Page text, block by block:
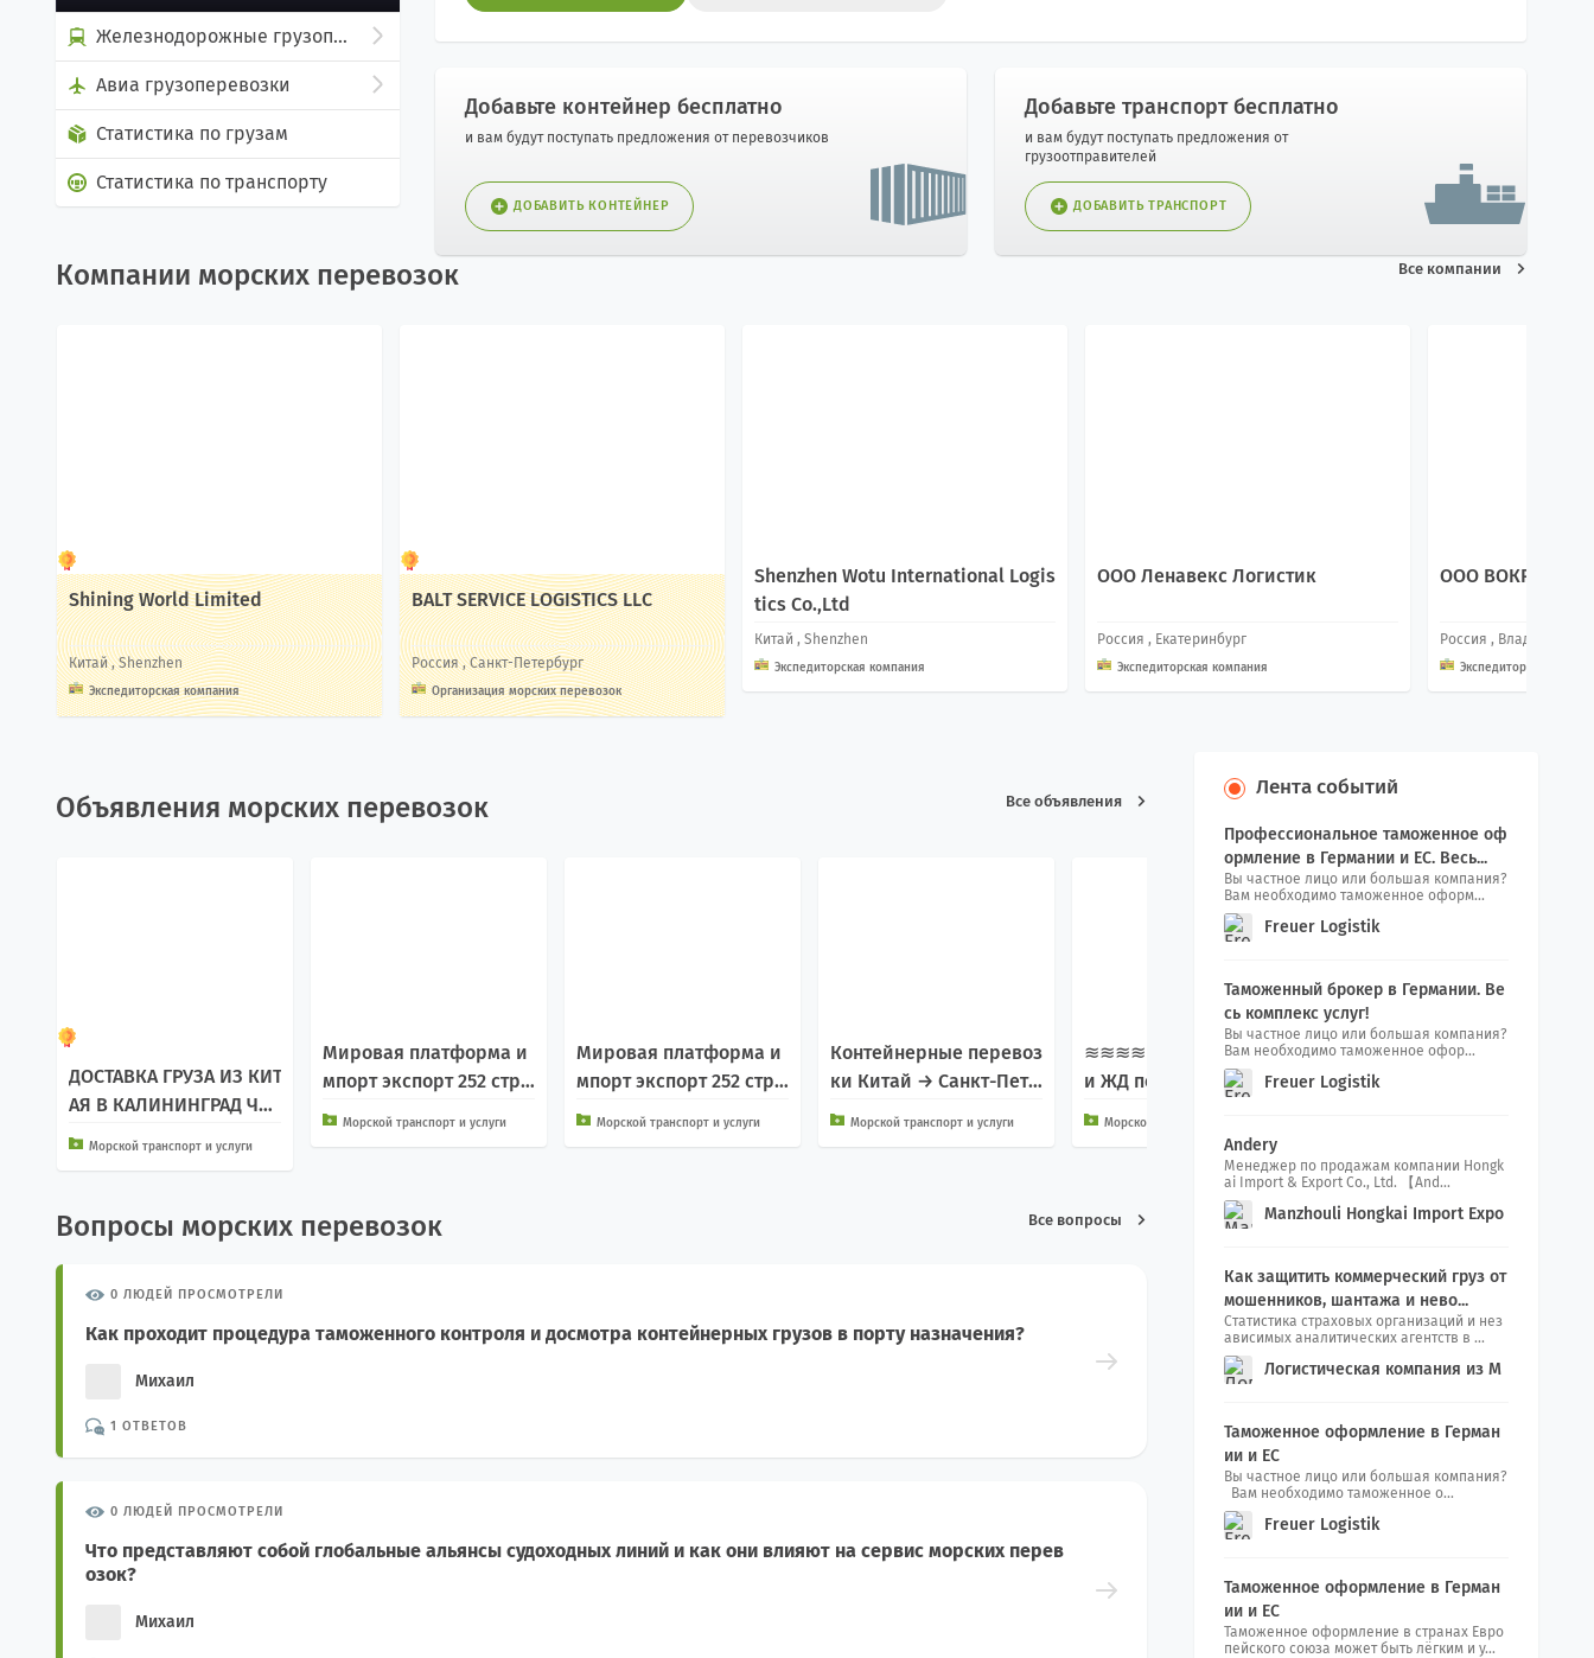
Железнодорожные грузоперевозки
Авиа грузоперевозки
Статистика по грузам
Статистика по транспорту
Добавьте контейнер бесплатно
и вам будут поступать предложения от перевозчиков
ДОБАВИТЬ КОНТЕЙНЕР
Добавьте транспорт бесплатно
и вам будут поступать предложения от
грузоотправителей
ДОБАВИТЬ ТРАНСПОРТ
Компании морских перевозок Все компании
Shining World Limited
Китай, Shenzhen
Экспедиторская компания
BALT SERVICE LOGISTICS LLC
Россия, Санкт-Петербург
Организация морских перевозок
Shenzhen Wotu International Logis
tics Co.,Ltd
Китай , Shenzhen
Экспедиторская компания
ООО Ленавекс Логистик
Россия , Екатеринбург
Экспедиторская компания
ООО ВОКРУГ
Россия , Владивосток
Экспедиторская
Объявления морских перевозок Все объявления
ДОСТАВКА ГРУЗА ИЗ КИТ
АЯ В КАЛИНИНГРАД ЧЕР
ЕЗ СМП
Морской транспорт и услуги
Мировая платформа и
мпорт экспорт 252 стра
н
Морской транспорт и услуги
Мировая платформа и
мпорт экспорт 252 стра
н
Морской транспорт и услуги
Контейнерные перевоз
ки Китай → Санкт-Пете
рбург
Морской транспорт и услуги
≋≋≋≋≋≋≋≋ Морские
и ЖД перевозки ≋≋≋
≋≋≋≋≋
Морской транспорт и услуги
МОРСКИЕ ПЕРЕВОЗКИ И
Вопросы морских перевозок Все вопросы
0 ЛЮДЕЙ ПРОСМОТРЕЛИ
Как проходит процедура таможенного контроля и досмотра контейнерных грузов в порту назначения?
Михаил
1 ОТВЕТОВ
0 ЛЮДЕЙ ПРОСМОТРЕЛИ
Что представляют собой глобальные альянсы судоходных линий и как они влияют на сервис морских перев
озок?
Михаил
Лента событий
Профессиональное таможенное оф
ормление в Германии и ЕС. Весь...
Вы частное лицо или большая компания?
Вам необходимо таможенное оформ...
Freuer Logistik
Таможенный брокер в Германии. Ве
сь комплекс услуг!
Вы частное лицо или большая компания?
Вам необходимо таможенное офор...
Freuer Logistik
Andery
Менеджер по продажам компании Hongk
ai Import & Export Co., Ltd. 【And...
Manzhouli Hongkai Import Expo
Как защитить коммерческий груз от
мошенников, шантажа и нево...
Статистика страховых организаций и нез
ависимых аналитических агентств в ...
Логистическая компания из М
Таможенное оформление в Герман
ии и ЕС
Вы частное лицо или большая компания?
Вам необходимо таможенное о...
Freuer Logistik
Таможенное оформление в Герман
ии и ЕС
Таможенное оформление в странах Евро
пейского союза может быть лёгким и у...